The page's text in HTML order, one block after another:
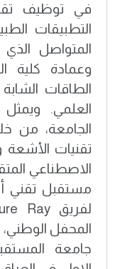
في توظيف
التطبيقات
المتواصل
وعمادة كلية
الطاقات الشابة
العلمي.
الجامعة، من
تقنيات الأشعة
الاصطناعي
مستقبل تقني
المحفل
جامعة